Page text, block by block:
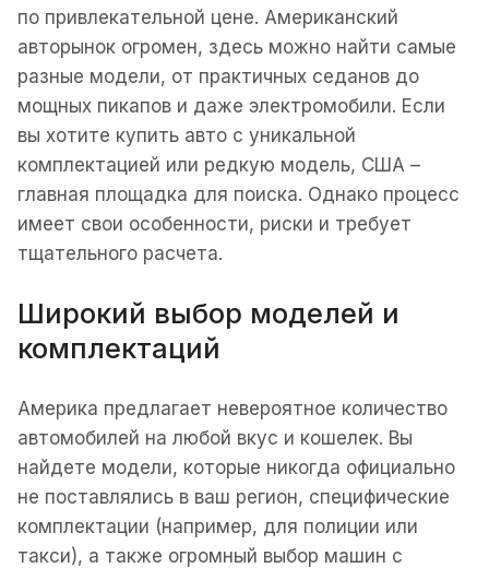
по привлекательной цене. Американский
авторынок огромен, здесь можно найти самые
разные модели, от практичных седанов до
мощных пикапов и даже электромобили. Если
вы хотите купить авто с уникальной
комплектацией или редкую модель, США –
главная площадка для поиска. Однако процесс
имеет свои особенности, риски и требует
тщательного расчета.
Широкий выбор моделей и
комплектаций
Америка предлагает невероятное количество
автомобилей на любой вкус и кошелек. Вы
найдете модели, которые никогда официально
не поставлялись в ваш регион, специфические
комплектации (например, для полиции или
такси), а также огромный выбор машин с